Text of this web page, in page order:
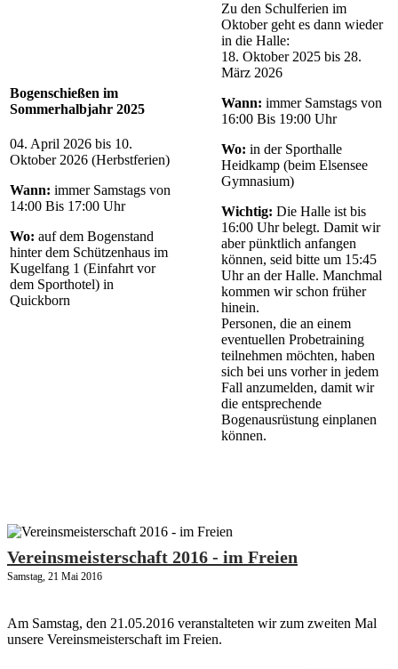
Bogenschießen im
Sommerhalbjahr 2025
04. April 2026 bis 10.
Oktober 2026 (Herbstferien)
Wann: immer Samstags von
14:00 Bis 17:00 Uhr
Wo: auf dem Bogenstand
hinter dem Schützenhaus im
Kugelfang 1 (Einfahrt vor
dem Sporthotel) in
Quickborn
Zu den Schulferien im
Oktober geht es dann wieder
in die Halle:
18. Oktober 2025 bis 28.
März 2026
Wann: immer Samstags von
16:00 Bis 19:00 Uhr
Wo: in der Sporthalle
Heidkamp (beim Elsensee
Gymnasium)
Wichtig: Die Halle ist bis
16:00 Uhr belegt. Damit wir
aber pünktlich anfangen
können, seid bitte um 15:45
Uhr an der Halle. Manchmal
kommen wir schon früher
hinein.
Personen, die an einem
eventuellen Probetraining
teilnehmen möchten, haben
sich bei uns vorher in jedem
Fall anzumelden, damit wir
die entsprechende
Bogenausrüstung einplanen
können.
Vereinsmeisterschaft 2016 - im Freien
Samstag, 21 Mai 2016
Am Samstag, den 21.05.2016 veranstalteten wir zum zweiten Mal
unsere Vereinsmeisterschaft im Freien.